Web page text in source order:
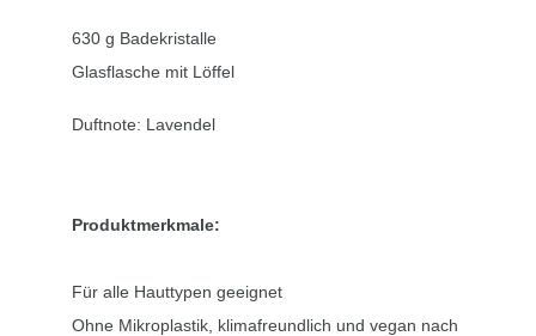
630 g Badekristalle
Glasflasche mit Löffel
Duftnote: Lavendel
Produktmerkmale:
Für alle Hauttypen geeignet
Ohne Mikroplastik, klimafreundlich und vegan nach